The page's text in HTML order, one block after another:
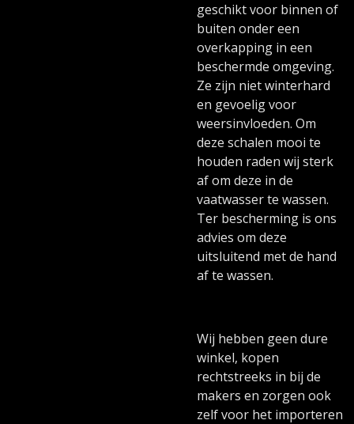
geschikt voor binnen of
buiten onder een
overkapping in een
beschermde omgeving.
Ze zijn niet winterhard
en gevoelig voor
weersinvloeden. Om
deze schalen mooi te
houden raden wij sterk
af om deze in de
vaatwasser te wassen.
Ter bescherming is ons
advies om deze
uitsluitend met de hand
af te wassen.
Wij hebben geen dure
winkel, kopen
rechtstreeks in bij de
makers en zorgen ook
zelf voor het importeren